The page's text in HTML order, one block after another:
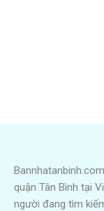
quận Tân Bình tại
người đang tìm